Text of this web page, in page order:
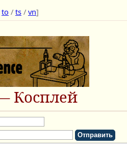
to / ts / vn]
Косплей